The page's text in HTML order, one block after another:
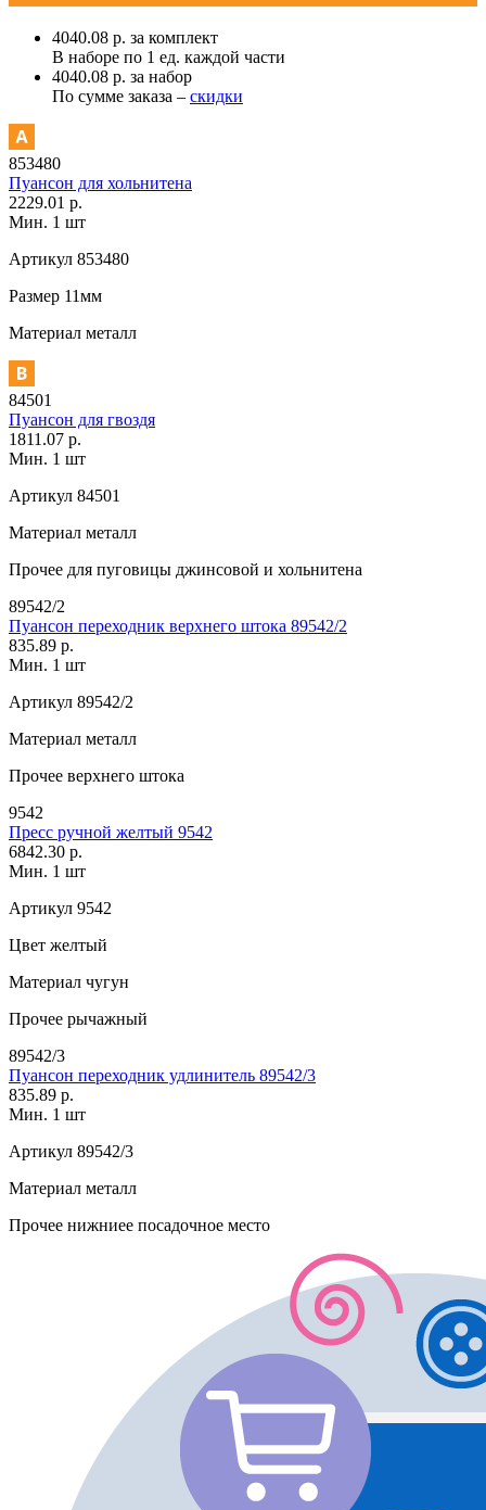
4040.08 р. за комплект
В наборе по 1 ед. каждой части
4040.08 р. за набор
По сумме заказа – скидки
853480
Пуансон для хольнитена
2229.01 р.
Мин. 1 шт
Артикул 853480
Размер 11мм
Материал металл
84501
Пуансон для гвоздя
1811.07 р.
Мин. 1 шт
Артикул 84501
Материал металл
Прочее для пуговицы джинсовой и хольнитена
89542/2
Пуансон переходник верхнего штока 89542/2
835.89 р.
Мин. 1 шт
Артикул 89542/2
Материал металл
Прочее верхнего штока
9542
Пресс ручной желтый 9542
6842.30 р.
Мин. 1 шт
Артикул 9542
Цвет желтый
Материал чугун
Прочее рычажный
89542/3
Пуансон переходник удлинитель 89542/3
835.89 р.
Мин. 1 шт
Артикул 89542/3
Материал металл
Прочее нижниее посадочное место